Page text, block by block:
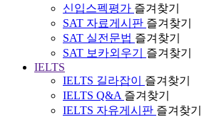
신입스펙평가 즐겨찾기
SAT 자료게시판 즐겨찾기
SAT 실전문법 즐겨찾기
SAT 보카외우기
즐겨찾기
IELTS
IELTS 길라잡이
즐겨찾기
IELTS Q&A 즐겨찾기
IELTS 자유게시판 즐겨찾기